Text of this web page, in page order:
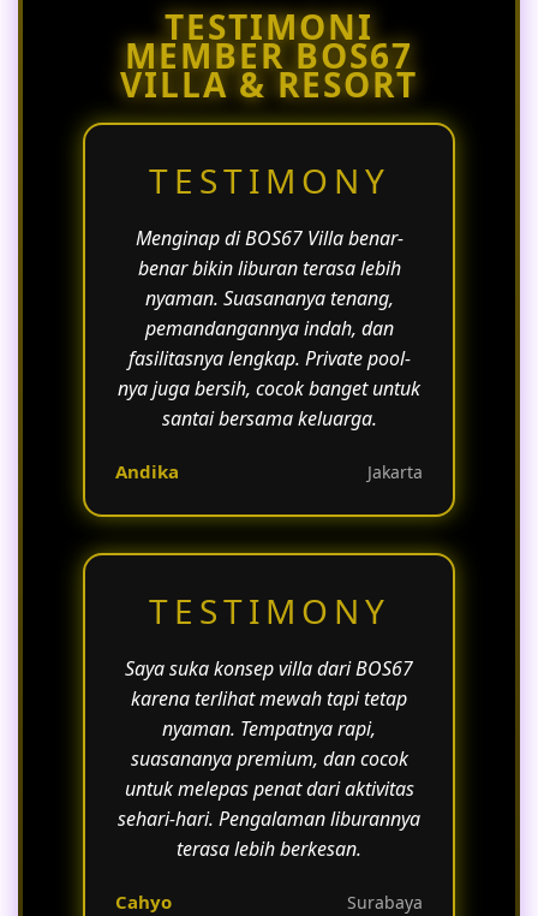
tamu yang ingin menikmati suasana
mewah.
TESTIMONI
MEMBER BOS67
VILLA & RESORT
TESTIMONY
Menginap di BOS67 Villa benar-
benar bikin liburan terasa lebih
nyaman. Suasananya tenang,
pemandangannya indah, dan
fasilitasnya lengkap. Private pool-
nya juga bersih, cocok banget untuk
santai bersama keluarga.
Andika Jakarta
TESTIMONY
Saya suka konsep villa dari BOS67
karena terlihat mewah tapi tetap
nyaman. Tempatnya rapi,
suasananya premium, dan cocok
untuk melepas penat dari aktivitas
sehari-hari. Pengalaman liburannya
terasa lebih berkesan.
Cahyo Surabaya